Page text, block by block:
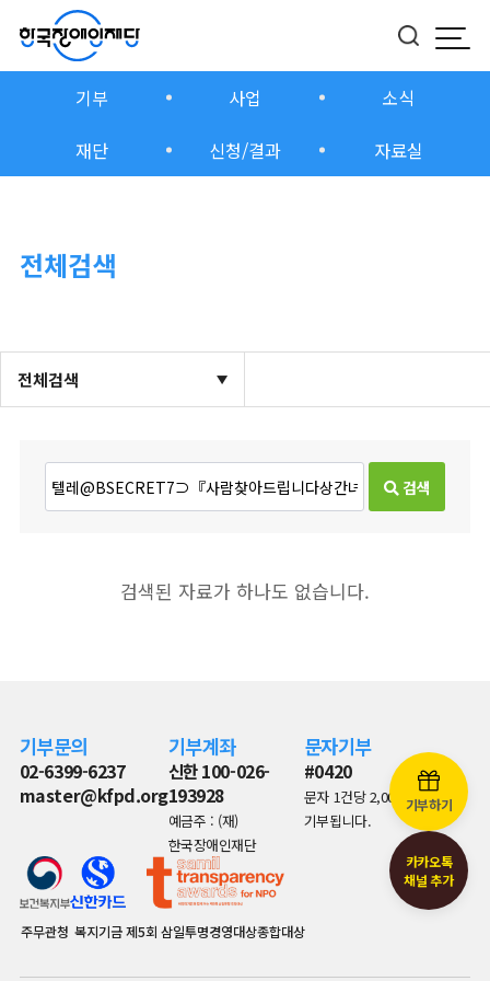
모
버튼
기부 사업
소식
재단
신청/결과 자료실
전체검색
전체검색
검색
검색된 자료가 하나도 없습니다.
기부하기
카카오톡
채널 추가
기부문의
02-6399-6237
master@kfpd.org
기부계좌
신한 100-026-
193928
예금주 : (재)
한국장애인재단
문자기부
#0420
문자 1건당 2,000원이
기부됩니다.
주무관청 복지기금제5회 삼일투명경영대상종합대상